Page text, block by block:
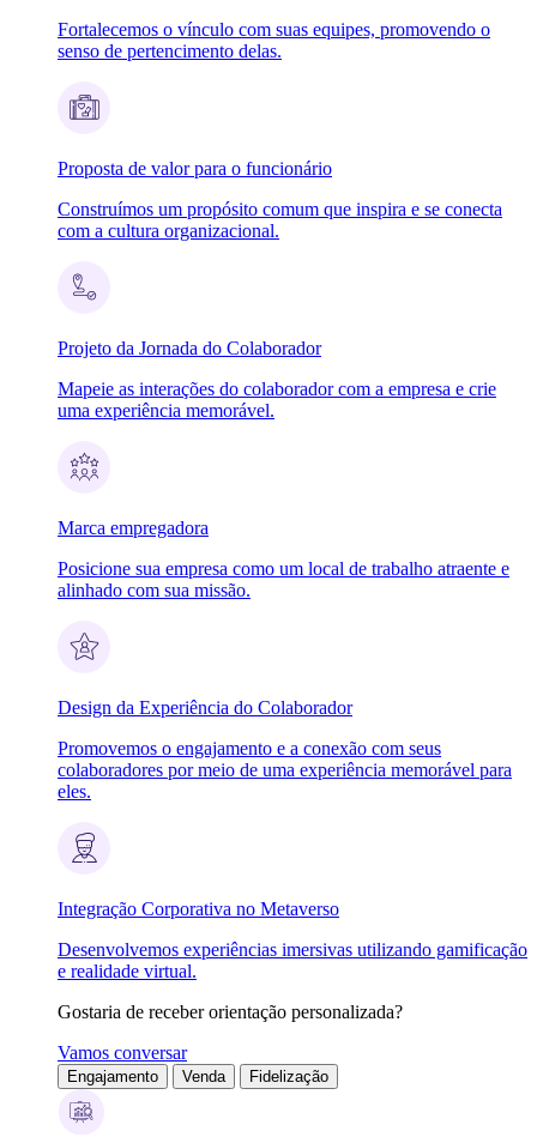
Fortalecemos o vínculo com suas equipes, promovendo o
senso de pertencimento delas.
Proposta de valor para o funcionário
Construímos um propósito comum que inspira e se conecta
com a cultura organizacional.
Projeto da Jornada do Colaborador
Mapeie as interações do colaborador com a empresa e crie
uma experiência memorável.
Marca empregadora
Posicione sua empresa como um local de trabalho atraente e
alinhado com sua missão.
Design da Experiência do Colaborador
Promovemos o engajamento e a conexão com seus
colaboradores por meio de uma experiência memorável para
eles.
Integração Corporativa no Metaverso
Desenvolvemos experiências imersivas utilizando gamificação
e realidade virtual.
Gostaria de receber orientação personalizada?
Vamos conversar
Engajamento Venda Fidelização